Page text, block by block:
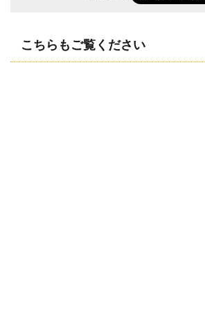
こちらもご覧ください